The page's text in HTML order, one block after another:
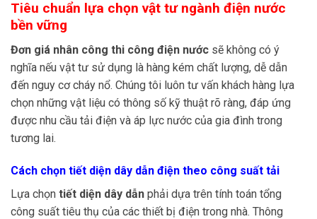
Tiêu chuẩn lựa chọn vật tư ngành điện nước
bền vững
Đơn giá nhân công thi công điện nước sẽ không có ý
nghĩa nếu vật tư sử dụng là hàng kém chất lượng, dễ dẫn
đến nguy cơ cháy nổ. Chúng tôi luôn tư vấn khách hàng lựa
chọn những vật liệu có thông số kỹ thuật rõ ràng, đáp ứng
được nhu cầu tải điện và áp lực nước của gia đình trong
tương lai.
Cách chọn tiết diện dây dẫn điện theo công suất tải
Lựa chọn tiết diện dây dẫn phải dựa trên tính toán tổng
công suất tiêu thụ của các thiết bị điện trong nhà. Thông